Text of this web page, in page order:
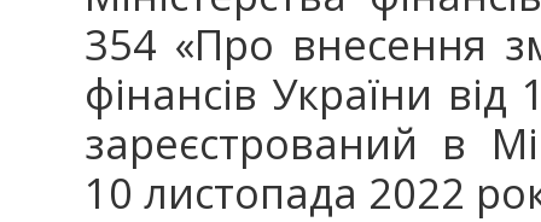
354 «Про внесення
фінансів України
зареєстрований в
10 листопада 2022